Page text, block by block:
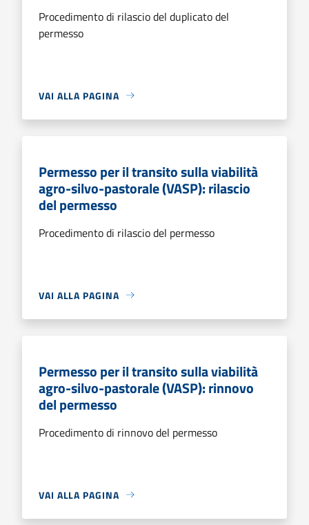
Procedimento di rilascio del duplicato del
permesso
VAI ALLA PAGINA
Permesso per il transito sulla viabilità
agro-silvo-pastorale (VASP): rilascio
del permesso
Procedimento di rilascio del permesso
VAI ALLA PAGINA
Permesso per il transito sulla viabilità
agro-silvo-pastorale (VASP): rinnovo
del permesso
Procedimento di rinnovo del permesso
VAI ALLA PAGINA